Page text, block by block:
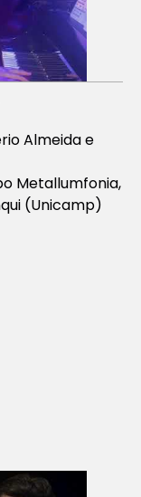
Almeida e
Metallumfonia,
(Unicamp)